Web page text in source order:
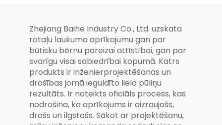
Zhejiang Baihe Industry Co., Ltd. uzskata
rotaļu laukuma aprīkojumu gan par
būtisku bērnu pareizai attīstībai, gan par
svarīgu visai sabiedrībai kopumā. Katrs
produkts ir inženierprojektēšanas un
drošības jomā ieguldīto lielo pūliņu
rezultāts. Ir noteikts oficiāls process, kas
nodrošina, ka aprīkojums ir aizraujošs,
drošs un ilgstošs. Sākot ar projektēšanu,